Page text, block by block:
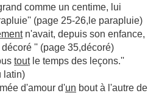
comme un centime, lui
(page 25-26,le parapluie)
n'avait, depuis son enfance,
'' (page 35,décoré)
toutle temps des leçons.''
latin)
d'amour d'un bout à l'autre de